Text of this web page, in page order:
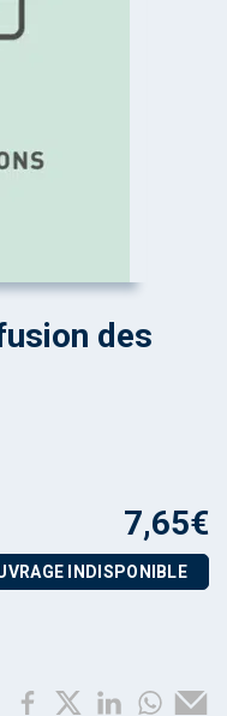
des
7,65€
INDISPONIBLE